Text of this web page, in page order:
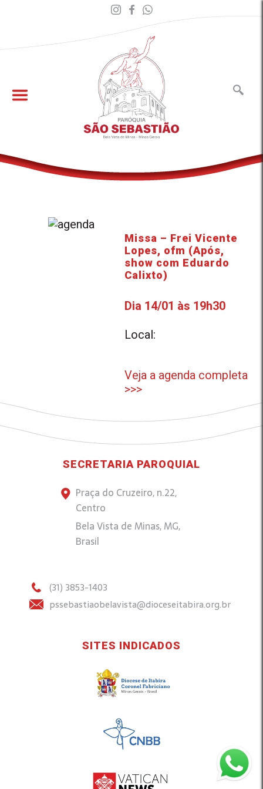
Missa – Frei Vicente
Lopes, ofm (Após,
show com Eduardo
Calixto)
Dia 14/01 às 19h30
Local:
Veja a agenda completa
>>>
SECRETARIA PAROQUIAL
Praça do Cruzeiro, n.22,
Centro
Bela Vista de Minas, MG,
Brasil
(31) 3853-1403
pssebastiaobelavista@dioceseitabira.org.br
SITES INDICADOS